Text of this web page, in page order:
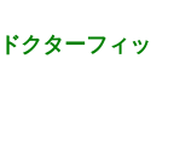
ドクターフィッ